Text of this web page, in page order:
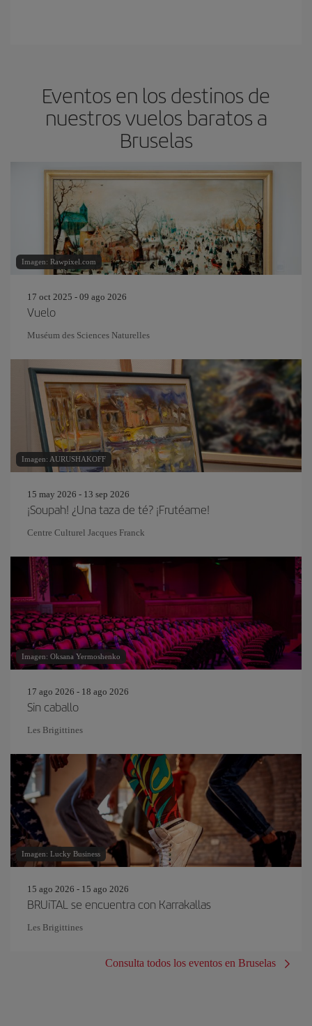
Eventos en los destinos de
nuestros vuelos baratos a
Bruselas
Imagen: Rawpixel.com
17 oct 2025 - 09 ago 2026
Vuelo
Muséum des Sciences Naturelles
Imagen: AURUSHAKOFF
15 may 2026 - 13 sep 2026
¡Soupah! ¿Una taza de té? ¡Frutéame!
Centre Culturel Jacques Franck
Imagen: Oksana Yermoshenko
17 ago 2026 - 18 ago 2026
Sin caballo
Les Brigittines
Imagen: Lucky Business
15 ago 2026 - 15 ago 2026
BRUiTAL se encuentra con Karrakallas
Les Brigittines
Consulta todos los eventos en Bruselas